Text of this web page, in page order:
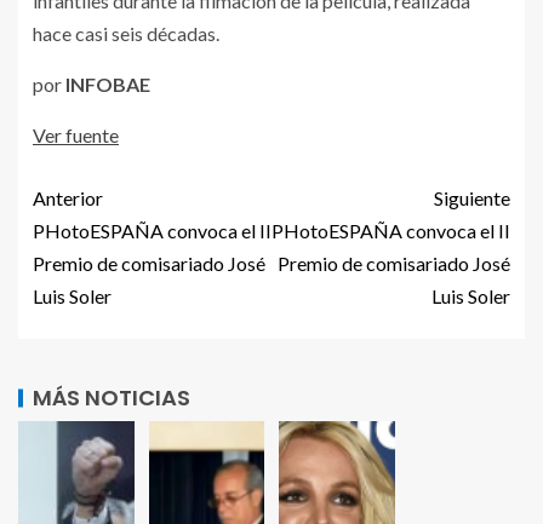
hace casi seis décadas.
por INFOBAE
Ver fuente
Anterior
PHotoESPAÑA convoca el II
Premio de comisariado José
Luis Soler
Siguiente
PHotoESPAÑA convoca el II
Premio de comisariado José
Luis Soler
MÁS NOTICIAS